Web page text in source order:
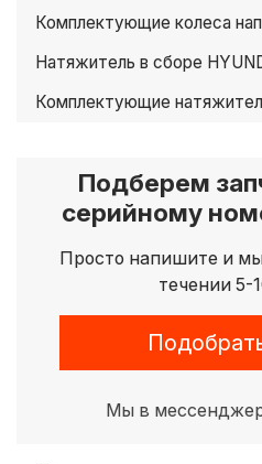
Комплектующие колеса
Натяжитель в сборе
Комплектующие
Подберем
серийному
Просто напишите и
течении 5-
Мы в